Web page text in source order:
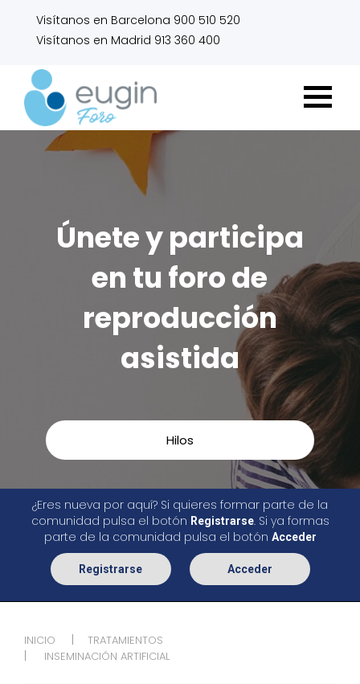
Visítanos en Barcelona 900 510 520
Visítanos en Madrid 913 360 400
Únete y participa
en tu foro de
reproducción
asistida
Hilos
¿Eres nueva por aquí? Si quieres formar parte de la
comunidad pulsa el botón Registrarse. Si ya formas
parte de la comunidad pulsa el botón Acceder
Registrarse Acceder
INICIO
TRATAMIENTOS
INSEMINACIÓN ARTIFICIAL